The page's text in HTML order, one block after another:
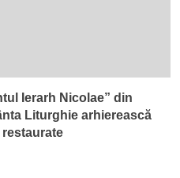
Ierarh Nicolae” din
Liturghie arhierească